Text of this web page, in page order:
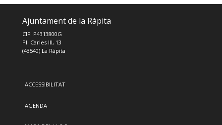
Ajuntament de la Ràpita
CIF: P4313800G
Pl. Carles III, 13
(43540) La Ràpita
ACCESSIBILITAT
AGENDA